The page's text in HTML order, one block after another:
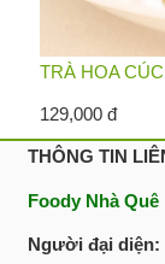
TRÀ HOA
129,000 đ
THÔNG TIN
Foody Nhà Quê
Người đại diện: